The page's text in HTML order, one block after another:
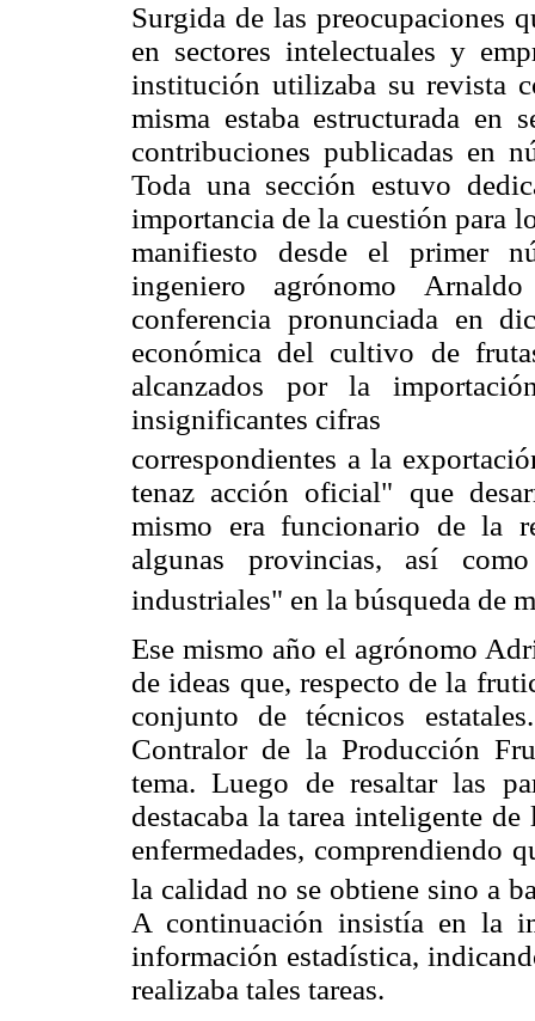
Surgida de las preocupaciones
en sectores intelectuales y
institución utilizaba su revista
misma estaba estructurada en
contribuciones publicadas en
Toda una sección estuvo
importancia de la cuestión para
manifiesto desde el primer
ingeniero agrónomo
conferencia pronunciada en
económica del cultivo de
alcanzados por la
insignificantes cifras
correspondientes a la
tenaz acción oficial" que
mismo era funcionario de la
algunas provincias, así
industriales" en la búsqueda de
Ese mismo año el agrónomo
de ideas que, respecto de la
conjunto de técnicos
Contralor de la Producción
tema. Luego de resaltar las
destacaba la tarea inteligente
enfermedades, comprendiendo
la calidad no se obtiene sino a
A continuación insistía en la
información estadística,
realizaba tales tareas.